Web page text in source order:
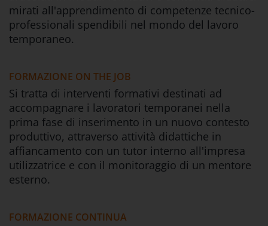
mirati all'apprendimento di competenze tecnico-
professionali spendibili nel mondo del lavoro
temporaneo.
FORMAZIONE ON THE JOB
Si tratta di interventi formativi destinati ad
accompagnare i lavoratori temporanei nella
prima fase di inserimento in un nuovo contesto
produttivo, attraverso attività didattiche in
affiancamento con un tutor interno all'impresa
utilizzatrice e con il monitoraggio di un mentore
esterno.
FORMAZIONE CONTINUA